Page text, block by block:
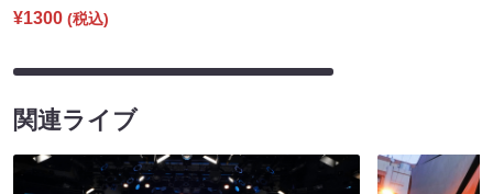
¥1300 (税込)
関連ライブ